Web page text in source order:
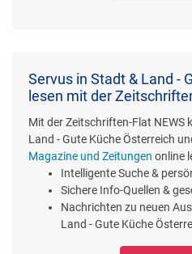
Servus in Stadt & Land -
lesen mit der
Mit der Zeitschriften-Flat NEWS
Land - Gute Küche Österreich
Magazine und Zeitungen online
Intelligente Suche &
Sichere Info-Quellen &
Nachrichten zu neuen
Land - Gute Küche